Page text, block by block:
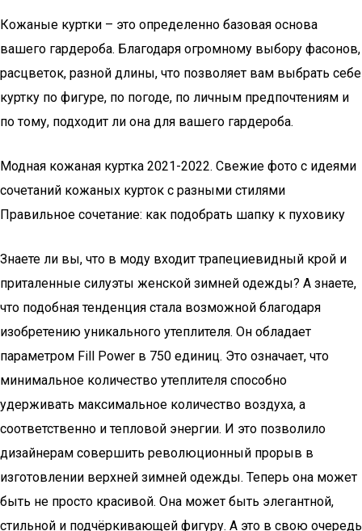
Кожаные куртки – это определенно базовая основа
вашего гардероба. Благодаря огромному выбору фасонов,
расцветок, разной длины, что позволяет вам выбрать себе
куртку по фигуре, по погоде, по личным предпочтениям и
по тому, подходит ли она для вашего гардероба.
Модная кожаная куртка 2021-2022. Свежие фото с идеями
сочетаний кожаных курток с разными стилями
Правильное сочетание: как подобрать шапку к пуховику
Знаете ли вы, что в моду входит трапециевидный крой и
приталенные силуэты женской зимней одежды? А знаете,
что подобная тенденция стала возможной благодаря
изобретению уникального утеплителя. Он обладает
параметром Fill Power в 750 единиц. Это означает, что
минимальное количество утеплителя способно
удерживать максимальное количество воздуха, а
соответственно и тепловой энергии. И это позволило
дизайнерам совершить революционный прорыв в
изготовлении верхней зимней одежды. Теперь она может
быть не просто красивой. Она может быть элегантной,
стильной и подчёркивающей фигуру. А это в свою очередь